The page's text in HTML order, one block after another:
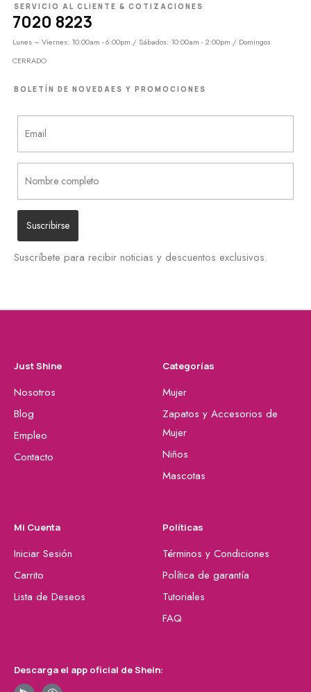
SERVICIO AL CLIENTE & COTIZACIONES
7020 8223
Lunes – Viernes: 10:00am - 6:00pm / Sábados: 10:00am - 2:00pm / Domingos
CERRADO
BOLETÍN DE NOVEDAES Y PROMOCIONES
Suscríbete para recibir noticias y descuentos exclusivos.
Just Shine
Nosotros
Blog
Empleo
Contacto
Categorías
Mujer
Zapatos y Accesorios de
Mujer
Niños
Mascotas
Mi Cuenta
Iniciar Sesión
Carrito
Lista de Deseos
Políticas
Términos y Condiciones
Política de garantía
Tutoriales
FAQ
Descarga el app oficial de Shein: